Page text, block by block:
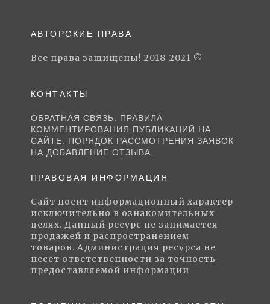
АВТОРСКИЕ ПРАВА
Все права защищены! 2018-2021 ©
КОНТАКТЫ
ОБРАТНАЯ СВЯЗЬ. ПРАВИЛА
КОММЕНТИРОВАНИЯ ПУБЛИКАЦИЙ НА
САЙТЕ. ПОРЯДОК РАССМОТРЕНИЯ ЗАЯВОК
НА ДОБАВЛЕНИЕ ОТЗЫВА.
ПРАВОВАЯ ИНФОРМАЦИЯ
Сайт носит информационный характер
исключительно в ознакомительных
целях. Данный ресурс не занимается
продажей и распространением
товаров. Администрация ресурса не
несет ответственности за точность
предоставляемой информации